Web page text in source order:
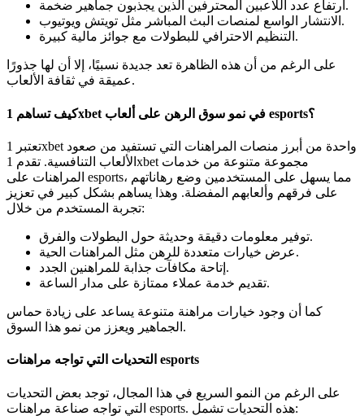
ارتفاع عدد اللاعبين المحترفين الذين يجذبون جماهير ضخمة.
الانتشار الواسع لمنصات البث المباشر مثل تويتش ويوتيوب.
التنظيم الاحترافي للبطولات مع جوائز مالية كبيرة.
على الرغم من أن هذه الظاهرة تعد جديدة نسبيًا، إلا أن لها جذورًا
عميقة في ثقافة الألعاب.
كيف تساهم 1xbet في نمو سوق الرهن على ألعاب esports؟
تعتبر 1xbet واحدة من أبرز منصات المراهنات التي تستفيد من صعود
الألعاب التنافسية. تقدم 1xbet مجموعة متنوعة من خدمات
المراهنات على esports، مما يسهل على المستخدمين وضع رهاناتهم
على فرقهم وألعابهم المفضلة. وهذا يساهم بشكل كبير في تعزيز
تجربة المستخدم من خلال:
توفير معلومات دقيقة وحديثة حول البطولات والفرق.
عرض خيارات متعددة للرهن مثل المراهنات الحية.
إتاحة مكافآت جذابة للمراهنين الجدد.
تقديم خدمة عملاء ممتازة على مدار الساعة.
كما أن وجود خيارات مراهنة متنوعة يساعد على زيادة حماس
الجماهير ويعزز من نمو هذا السوق.
التحديات التي تواجه مراهنات esports
على الرغم من النمو السريع في هذا المجال، توجد بعض التحديات
التي تواجه صناعة مراهنات esports. هذه التحديات تشمل: